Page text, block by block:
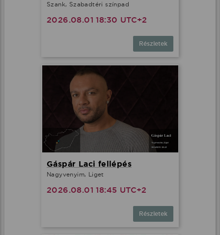
Szank, Szabadtéri színpad
2026.08.01 18:30 UTC+2
Részletek
Gáspár Laci fellépés
Nagyvenyim, Liget
2026.08.01 18:45 UTC+2
Részletek